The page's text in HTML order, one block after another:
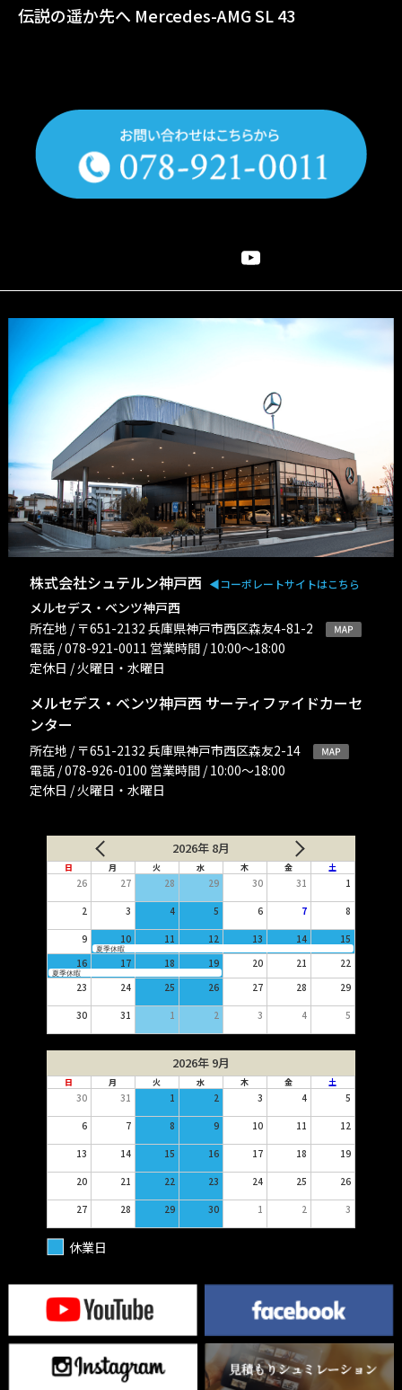
伝説の遥か先へ Mercedes-AMG SL 43
株式会社シュテルン神戸西 ◀︎コーポレートサイトはこちら
メルセデス・ベンツ神戸西
所在地 / 〒651-2132 兵庫県神戸市西区森友4-81-2
電話 / 078-921-0011 営業時間 / 10:00〜18:00
定休日 / 火曜日・水曜日
メルセデス・ベンツ神戸西 サーティファイドカーセ
ンター
所在地 / 〒651-2132 兵庫県神戸市西区森友2-14
電話 / 078-926-0100 営業時間 / 10:00〜18:00
定休日 / 火曜日・水曜日
2026年 8月
日 月 火 水 木 金 土
26 27 28 29 30 31 1
2 3 4 5 6 7 8
9 10 11 12 13 14 15
夏季休暇
16 17 18 19 20 21 22
夏季休暇
23 24 25 26 27 28 29
30 31 1 2 3 4 5
2026年 9月
日 月 火 水 木 金 土
30 31 1 2 3 4 5
6 7 8 9 10 11 12
13 14 15 16 17 18 19
20 21 22 23 24 25 26
27 28 29 30 1 2 3
休業日